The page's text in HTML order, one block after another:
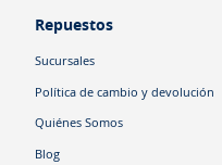
Repuestos
Sucursales
Política de cambio y devolución
Quiénes Somos
Blog